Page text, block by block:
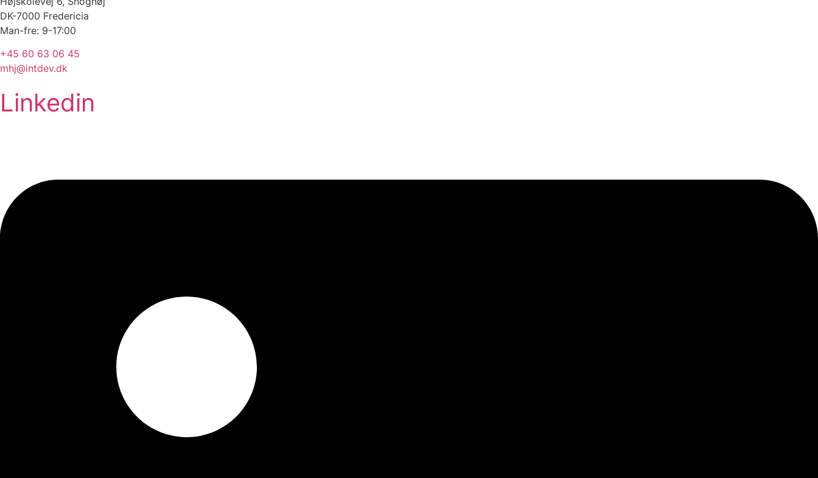
DK-7000 Fredericia
Man-fre: 9-17:00
+45 60 63 06 45
mhj@intdev.dk
Linkedin